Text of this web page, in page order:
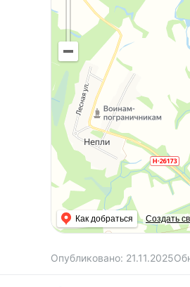
Как добраться Создать
Опубликовано: 21.11.2025